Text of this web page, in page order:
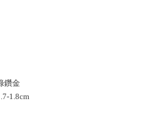
鑽金
1.8cm